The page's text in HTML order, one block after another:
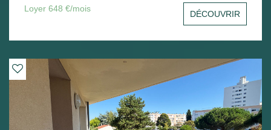
bain, un wc et un stationnement commun. Chauffage
électrique et ballon d'eau chaude électrique.
Loyer 648 €/mois
DÉCOUVRIR